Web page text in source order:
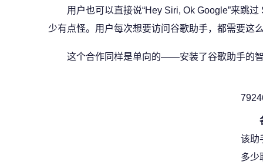
用户也可以直接说“Hey Siri, Ok Google”来跳
少有点怪。用户每次想要访问谷歌助手，都需要这
这个合作同样是单向的——安装了谷歌助手的
该助
多少